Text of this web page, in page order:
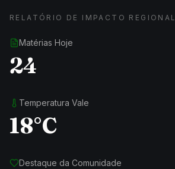
RELATÓRIO DE IMPACTO REGIONAL
Matérias Hoje
24
Temperatura Vale
18°C
Destaque da Comunidade